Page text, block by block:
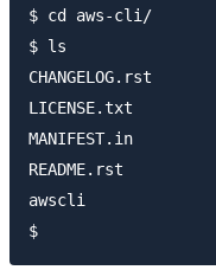
$ cd aws-cli/
$ ls
CHANGELOG.rst		bin			setup.py
LICENSE.txt		doc			tests
MANIFEST.in		examples		tox.ini
README.rst		requirements.txt
awscli			scripts